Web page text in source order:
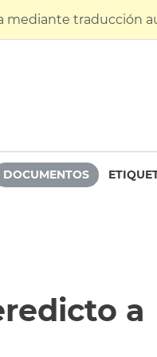
mediante traducción
DOCUMENTOS
a